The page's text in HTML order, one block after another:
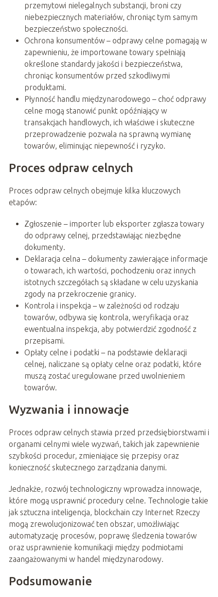
przemytowi nielegalnych substancji, broni czy
niebezpiecznych materiałów, chroniąc tym samym
bezpieczeństwo społeczności.
Ochrona konsumentów – odprawy celne pomagają w
zapewnieniu, że importowane towary spełniają
określone standardy jakości i bezpieczeństwa,
chroniąc konsumentów przed szkodliwymi
produktami.
Płynność handlu międzynarodowego – choć odprawy
celne mogą stanowić punkt opóźniający w
transakcjach handlowych, ich właściwe i skuteczne
przeprowadzenie pozwala na sprawną wymianę
towarów, eliminując niepewność i ryzyko.
Proces odpraw celnych
Proces odpraw celnych obejmuje kilka kluczowych
etapów:
Zgłoszenie – importer lub eksporter zgłasza towary
do odprawy celnej, przedstawiając niezbędne
dokumenty.
Deklaracja celna – dokumenty zawierające informacje
o towarach, ich wartości, pochodzeniu oraz innych
istotnych szczegółach są składane w celu uzyskania
zgody na przekroczenie granicy.
Kontrola i inspekcja – w zależności od rodzaju
towarów, odbywa się kontrola, weryfikacja oraz
ewentualna inspekcja, aby potwierdzić zgodność z
przepisami.
Opłaty celne i podatki – na podstawie deklaracji
celnej, naliczane są opłaty celne oraz podatki, które
muszą zostać uregulowane przed uwolnieniem
towarów.
Wyzwania i innowacje
Proces odpraw celnych stawia przed przedsiębiorstwami i
organami celnymi wiele wyzwań, takich jak zapewnienie
szybkości procedur, zmieniające się przepisy oraz
konieczność skutecznego zarządzania danymi.
Jednakże, rozwój technologiczny wprowadza innowacje,
które mogą usprawnić procedury celne. Technologie takie
jak sztuczna inteligencja, blockchain czy Internet Rzeczy
mogą zrewolucjonizować ten obszar, umożliwiając
automatyzację procesów, poprawę śledzenia towarów
oraz usprawnienie komunikacji między podmiotami
zaangażowanymi w handel międzynarodowy.
Podsumowanie